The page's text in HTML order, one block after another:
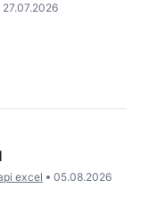
27.07.2026
excel 05.08.2026